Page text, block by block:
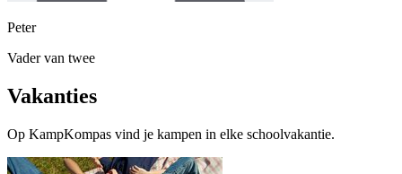
Peter
Vader van twee
Vakanties
Op KampKompas vind je kampen in elke schoolvakantie.